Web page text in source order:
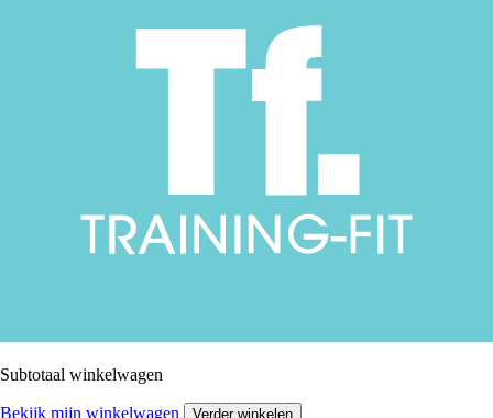
Subtotaal winkelwagen
Bekijk mijn winkelwagen Verder winkelen